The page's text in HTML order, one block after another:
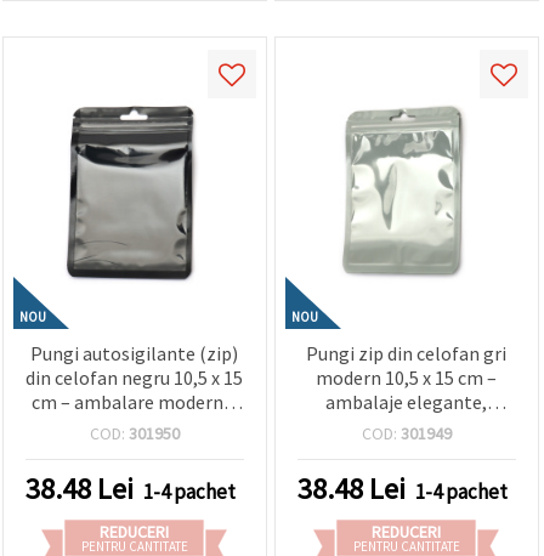
NOU
Pungi autosigilante (zip)
din celofan negru 10,5 x 15
cm – ambalare modernă,
rezistentă și elegantă,
COD: 301950
38.48 Lei 1-4 pachet
REDUCERI
PENTRU CANTITATE
NOU
Pungi zip din celofan gri
modern 10,5 x 15 cm –
ambalaje elegante,
durabile și stilate, set de
COD: 301949
38.48 Lei 1-4 pachet
REDUCERI
PENTRU CANTITATE